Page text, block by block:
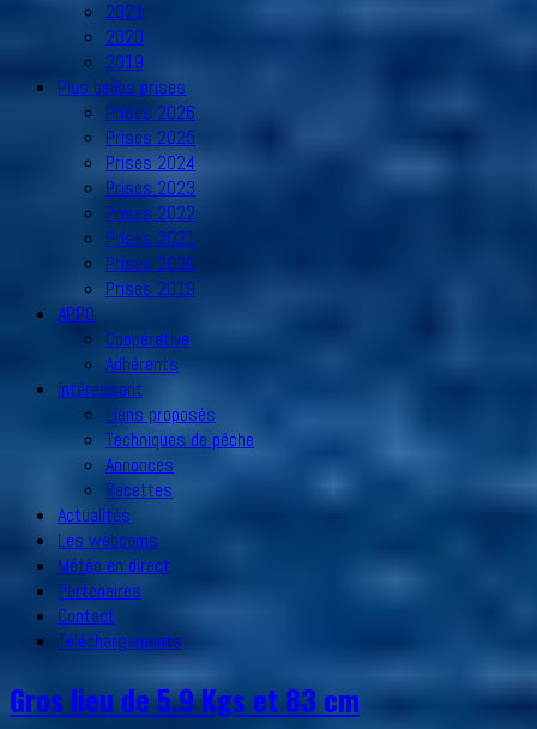
2021
2020
2019
Plus belles prises
Prises 2026
Prises 2025
Prises 2024
Prises 2023
Prises 2022
Prises 2021
Prises 2020
Prises 2019
APPO
Coopérative
Adhérents
Intéressant
Liens proposés
Techniques de pêche
Annonces
Recettes
Actualités
Les webcams
Météo en direct
Partenaires
Contact
Téléchargements
Gros lieu de 5.9 Kgs et 83 cm